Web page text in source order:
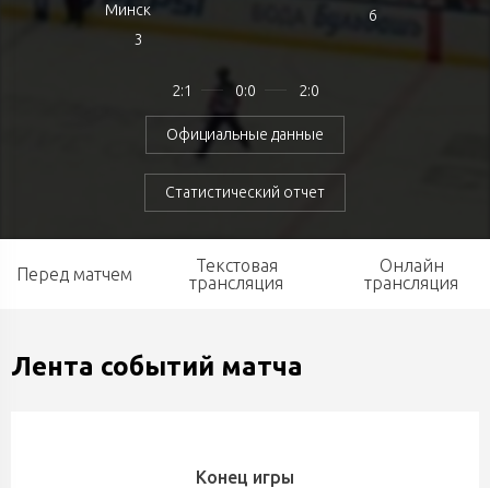
Минск
3
2:1 0:0 2:0
Официальные данные
Статистический отчет
6
Перед матчем
Текстовая
трансляция
Онлайн
трансляция
Лента событий матча
Конец игры